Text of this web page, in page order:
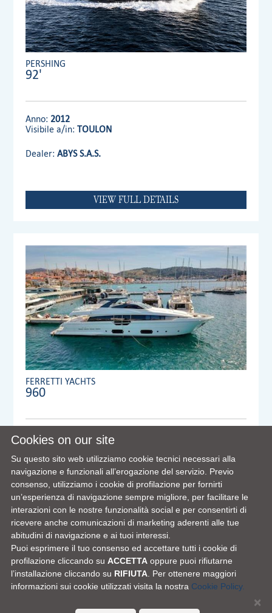
PERSHING
92'
Anno: 2012
Visibile a/in:TOULON
Dealer:ABYS S.A.S.
VIEW FULL DETAILS
FERRETTI YACHTS
960
Anno:2017
Visibile a/in:
Dealer: MENNYACHT
VIEW FULL DETAILS
FERRETTI GROUP HOME PAGE | LA NOSTRA FILOSOFIA |
Cookies on our site
Su questo sito web utilizziamo cookie tecnici necessari alla
navigazione e funzionali all’erogazione del servizio. Previo
consenso, utilizziamo i cookie di profilazione per fornirti
un’esperienza di navigazione sempre migliore, per facilitare le
interazioni con le nostre funzionalità social e per consentirti di
ricevere anche comunicazioni di marketing aderenti alle tue
abitudini di navigazione e ai tuoi interessi.
Puoi esprimere il tuo consenso ed accettare tutti i cookie di
profilazione cliccando su ACCETTA oppure puoi rifiutarne
l’installazione cliccando su RIFIUTA . Per ottenere maggiori
informazioni sui cookie utilizzati visita la nostra Cookie Policy.
×